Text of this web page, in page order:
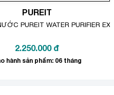
PUREIT
PUREIT WATER PURIFIER
2.250.000 đ
hành sản phẩm: 06 tháng